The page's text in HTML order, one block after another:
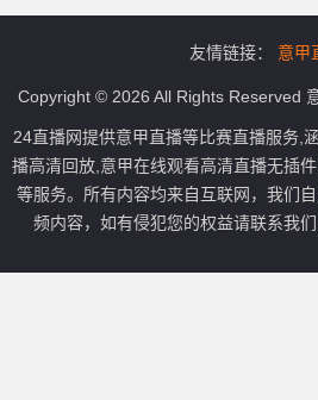
友情链接： 意甲
Copyright © 2026 All Rights Reserved
24直播网提供意甲直播等比赛直播服务,
播高清回放,意甲在线观看高清直播无插
等服务。所有内容均来自互联网，我们
频内容，如有侵犯您的权益请联系我